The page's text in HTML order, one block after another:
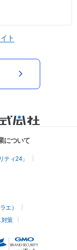
ト
について
ィ24」
エ）
対策